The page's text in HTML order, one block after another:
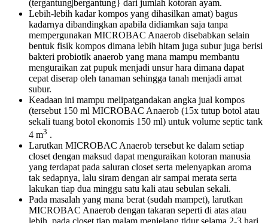
(tergantung|bergantung} dari jumlah kotoran ayam.
Lebih-lebih kadar kompos yang dihasilkan amat) bagus
kadarnya dibandingkan apabila didiamkan saja tanpa
mempergunakan MICROBAC Anaerob disebabkan selain
bentuk fisik kompos dimana lebih hitam juga subur juga berisi
bakteri probiotik anaerob yang mana mampu membantu
menguraikan zat pupuk menjadi unsur hara dimana dapat
cepat diserap oleh tanaman sehingga tanah menjadi amat
subur.
Keadaan ini mampu melipatgandakan angka jual kompos
(tersebut 150 ml MICROBAC Anaerob (15x tutup botol atau
sekali tuang botol ekonomis 150 ml) untuk volume septic tank
4 m3 .
Larutkan MICROBAC Anaerob tersebut ke dalam setiap
closet dengan maksud dapat menguraikan kotoran manusia
yang terdapat pada saluran closet serta melenyapkan aroma
tak sedapnya, lalu siram dengan air sampai merata serta
lakukan tiap dua minggu satu kali atau sebulan sekali.
Pada masalah yang mana berat (sudah mampet), larutkan
MICROBAC Anaerob dengan takaran seperti di atas atau